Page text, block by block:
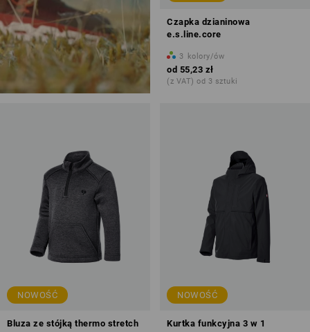
Czapka dzianinowa
e.s.line.core
3 kolory/ów
od 55,23 zł
(z VAT) od 3 sztuki
NOWOŚĆ
Bluza ze stójką thermo stretch
NOWOŚĆ
Kurtka funkcyjna 3 w 1